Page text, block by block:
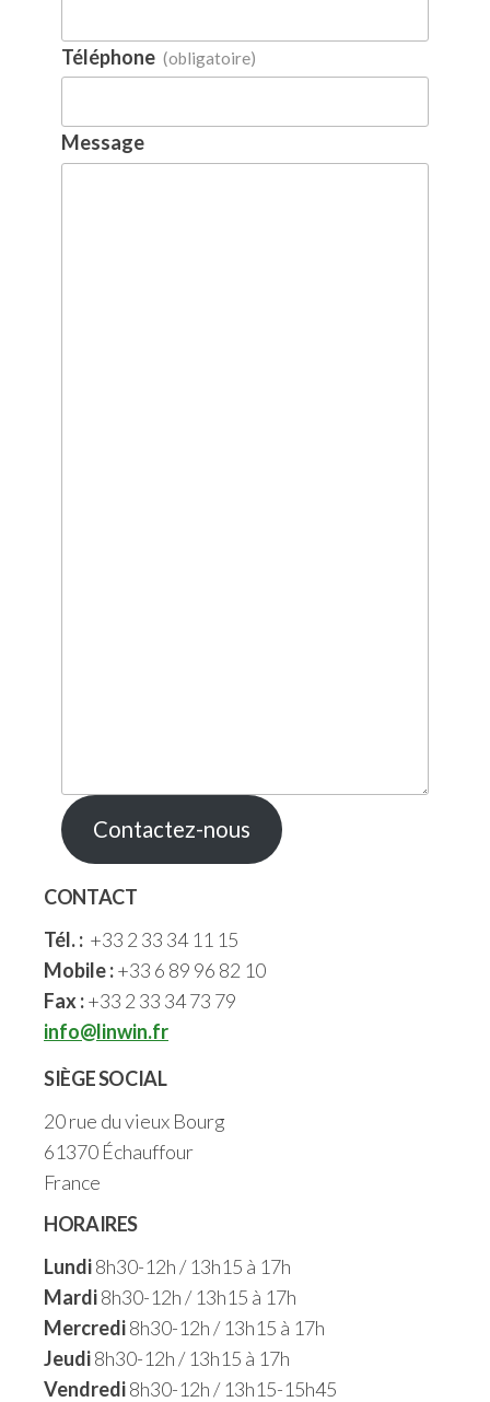
Téléphone (obligatoire)
Message
Contactez-nous
CONTACT
Tél. : +33 2 33 34 11 15
Mobile :+33 6 89 96 82 10
Fax :+33 2 33 34 73 79
info@linwin.fr
SIÈGE SOCIAL
20 rue du vieux Bourg
61370 Échauffour
France
HORAIRES
Lundi8h30-12h / 13h15 à 17h
Mardi8h30-12h / 13h15 à 17h
Mercredi8h30-12h / 13h15 à 17h
Jeudi8h30-12h / 13h15 à 17h
Vendredi8h30-12h / 13h15-15h45